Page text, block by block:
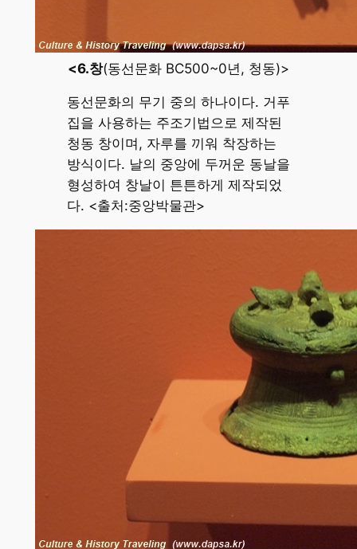
<6.창(동선문화 BC500~0년, 청동)>
동선문화의 무기 중의 하나이다. 거푸
집을 사용하는 주조기법으로 제작된
청동 창이며, 자루를 끼워 착장하는
방식이다. 날의 중앙에 두꺼운 동날을
형성하여 창날이 튼튼하게 제작되었
다. <출처:중앙박물관>